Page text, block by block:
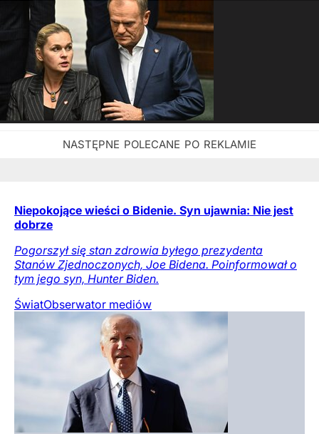
Niepokojące wieści o Bidenie. Syn ujawnia: Nie jest
dobrze
Pogorszył się stan zdrowia byłego prezydenta
Stanów Zjednoczonych, Joe Bidena. Poinformował o
tym jego syn, Hunter Biden.
ŚwiatObserwator mediów